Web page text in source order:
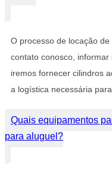
O processo de locação
contato conosco,
iremos fornecer cilindros
a logística necessária
Quais equipamentos
para aluguel?